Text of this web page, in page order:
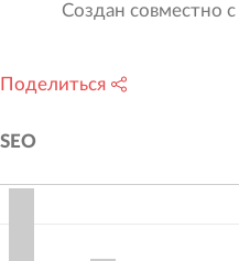
Создан совместно с
Поделиться
SEO